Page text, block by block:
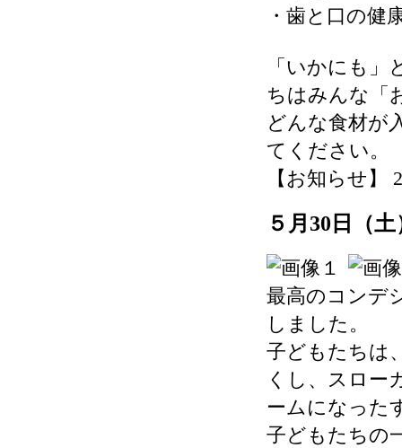
・歯と口の健
「いかにも
ちはみんな「
どんな食材が
てください。
【お知らせ】
５月30日（
最高のコンデ
しました。
子どもたちは
くし、スロー
ームになった
子どもたちの